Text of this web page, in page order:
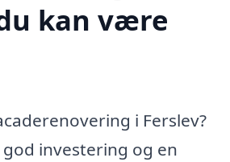
kan være
i Ferslev?
investering og en